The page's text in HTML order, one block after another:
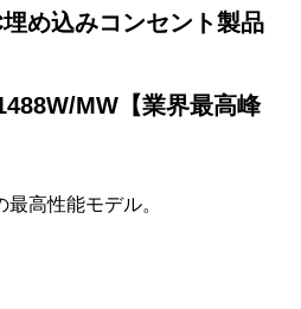
め込みコンセント製品
MW【業界最高峰
最高性能モデル。